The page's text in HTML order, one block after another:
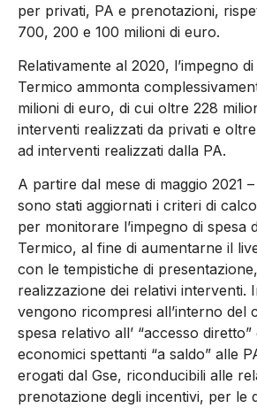
per privati, PA e prenotazioni,
700, 200 e 100 milioni di euro.
Relativamente al 2020, l’impegno
Termico ammonta
milioni di euro, di cui oltre 228
interventi realizzati da privati e
ad interventi realizzati dalla PA.
A partire dal mese di maggio 2021
sono stati aggiornati i criteri di
per monitorare l’impegno di spesa
Termico, al fine di aumentarne il
con le tempistiche di
realizzazione dei relativi interventi.
vengono ricompresi all’interno del
spesa relativo all’ “accesso
economici spettanti “a saldo” alle
erogati dal Gse, riconducibili alle
prenotazione degli incentivi, per le